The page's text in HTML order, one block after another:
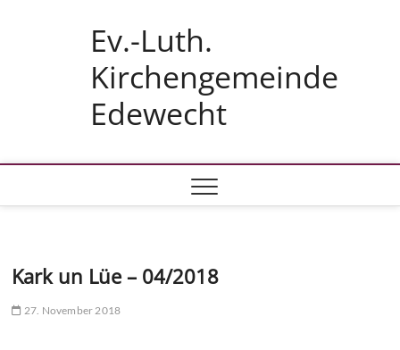
Ev.-Luth.
Kirchengemeinde
Edewecht
Kark un Lüe – 04/2018
27. November 2018